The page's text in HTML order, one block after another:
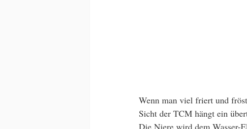
Wenn man viel friert und
Sicht der TCM hängt ein
Die Niere wird dem Wasser-